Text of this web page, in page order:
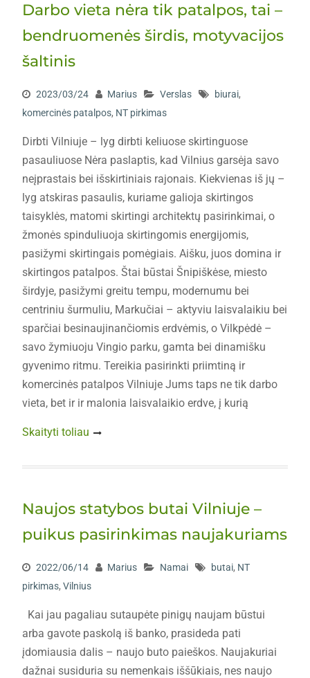
Darbo vieta nėra tik patalpos, tai –
bendruomenės širdis, motyvacijos
šaltinis
2023/03/24 Marius Verslas biurai,
komercinės patalpos, NT pirkimas
Dirbti Vilniuje – lyg dirbti keliuose skirtinguose
pasauliuose Nėra paslaptis, kad Vilnius garsėja savo
neįprastais bei išskirtiniais rajonais. Kiekvienas iš jų –
lyg atskiras pasaulis, kuriame galioja skirtingos
taisyklės, matomi skirtingi architektų pasirinkimai, o
žmonės spinduliuoja skirtingomis energijomis,
pasižymi skirtingais pomėgiais. Aišku, juos domina ir
skirtingos patalpos. Štai būstai Šnipiškėse, miesto
širdyje, pasižymi greitu tempu, modernumu bei
centriniu šurmuliu, Markučiai – aktyviu laisvalaikiu bei
sparčiai besinaujinančiomis erdvėmis, o Vilkpėdė –
savo žymiuoju Vingio parku, gamta bei dinamišku
gyvenimo ritmu. Tereikia pasirinkti priimtiną ir
komercinės patalpos Vilniuje Jums taps ne tik darbo
vieta, bet ir ir malonia laisvalaikio erdve, į kurią
Skaityti toliau
Naujos statybos butai Vilniuje –
puikus pasirinkimas naujakuriams
2022/06/14 Marius Namai butai, NT
pirkimas, Vilnius
Kai jau pagaliau sutaupėte pinigų naujam būstui
arba gavote paskolą iš banko, prasideda pati
įdomiausia dalis – naujo buto paieškos. Naujakuriai
dažnai susiduria su nemenkais iššūkiais, nes naujo